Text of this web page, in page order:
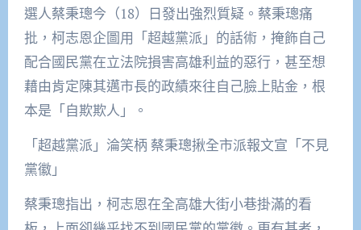
選人蔡秉璁今（18）日發出強烈質疑。蔡秉璁痛
批，柯志恩企圖用「超越黨派」的話術，掩飾自己
配合國民黨在立法院損害高雄利益的惡行，甚至想
藉由肯定陳其邁市長的政績來往自己臉上貼金，根
本是「自欺欺人」。
「超越黨派」淪笑柄 蔡秉璁揪全市派報文宣「不見
黨徽」
蔡秉璁指出，柯志恩在全高雄大街小巷掛滿的看